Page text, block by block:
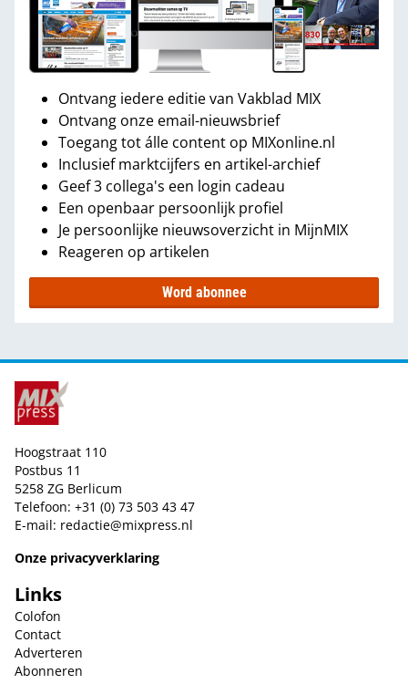
Ontvang iedere editie van Vakblad MIX
Ontvang onze email-nieuwsbrief
Toegang tot álle content op MIXonline.nl
Inclusief marktcijfers en artikel-archief
Geef 3 collega's een login cadeau
Een openbaar persoonlijk profiel
Je persoonlijke nieuwsoverzicht in MijnMIX
Reageren op artikelen
Word abonnee
Hoogstraat 110
Postbus 11
5258 ZG Berlicum
Telefoon: +31 (0) 73 503 43 47
E-mail: redactie@mixpress.nl
Onze privacyverklaring
Links
Colofon
Contact
Adverteren
Abonneren